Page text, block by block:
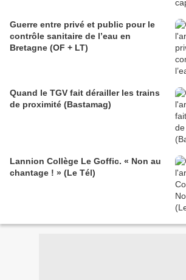
Guerre entre privé et public pour le
contrôle sanitaire de l’eau en
Bretagne (OF + LT)
Quand le TGV fait dérailler les trains
de proximité (Bastamag)
Lannion Collège Le Goffic. « Non au
chantage ! » (Le Tél)